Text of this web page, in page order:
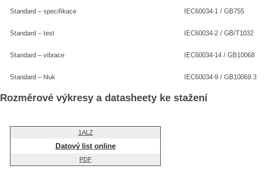
Standard – specifikace IEC60034-1 / GB755
Standard – test IEC60034-2 / GB/T1032
Standard – vibrace IEC60034-14 / GB10068
Standard – hluk IEC60034-9 / GB10069.3
Rozměrové výkresy a datasheety ke stažení
Datový list online